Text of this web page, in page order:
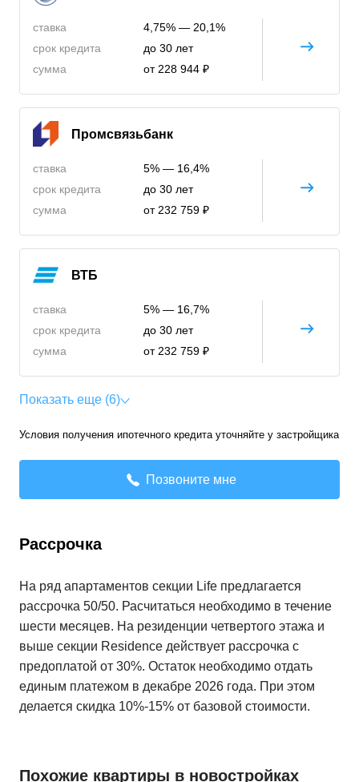
ставка
срок кредита
сумма
4,75% — 20,1%
до 30 лет
от 228 944 ₽
Промсвязьбанк
ставка
срок кредита
сумма
5% — 16,4%
до 30 лет
от 232 759 ₽
ВТБ
ставка
срок кредита
сумма
5% — 16,7%
до 30 лет
от 232 759 ₽
Показать еще (6)
Условия получения ипотечного кредита уточняйте у застройщика
Позвоните мне
Рассрочка
На ряд апартаментов секции Life предлагается
рассрочка 50/50. Расчитаться необходимо в течение
шести месяцев. На резиденции четвертого этажа и
выше секции Residence действует рассрочка с
предоплатой от 30%. Остаток необходимо отдать
единым платежом в декабре 2026 года. При этом
делается скидка 10%-15% от базовой стоимости.
Похожие квартиры в новостройках